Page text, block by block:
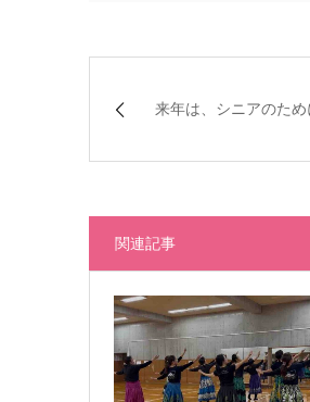
来年は、シニアのため
関連記事